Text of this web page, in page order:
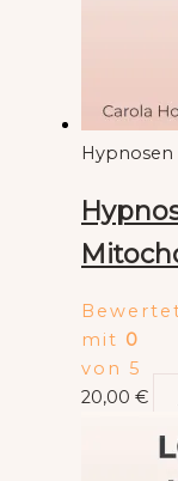
Hypnosen
mit 0
von 5
20,00 €